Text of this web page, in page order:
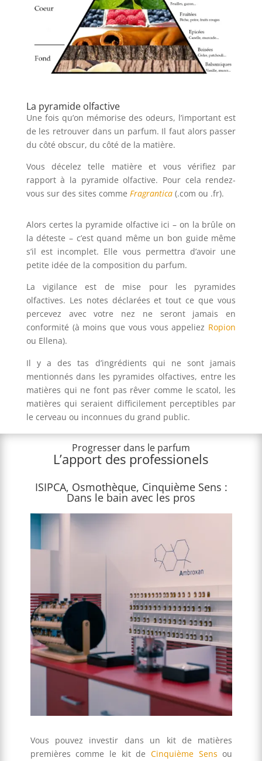
La pyramide olfactive
Une fois qu’on mémorise des odeurs, l’important est
de les retrouver dans un parfum. Il faut alors passer
du côté obscur, du côté de la matière.
Vous décelez telle matière et vous vérifiez par
rapport à la pyramide olfactive. Pour cela rendez-
vous sur des sites comme Fragrantica(.com ou .fr).
Alors certes la pyramide olfactive ici – on la brûle on
la déteste – c’est quand même un bon guide même
s’il est incomplet. Elle vous permettra d’avoir une
petite idée de la composition du parfum.
La vigilance est de mise pour les pyramides
olfactives. Les notes déclarées et tout ce que vous
percevez avec votre nez ne seront jamais en
conformité (à moins que vous vous appeliez Ropion
ou Ellena).
Il y a des tas d’ingrédients qui ne sont jamais
mentionnés dans les pyramides olfactives, entre les
matières qui ne font pas rêver comme le scatol, les
matières qui seraient difficilement perceptibles par
le cerveau ou inconnues du grand public.
Progresser dans le parfum
L’apport des professionels
ISIPCA, Osmothèque, Cinquième Sens :
Dans le bain avec les pros
Vous pouvez investir dans un kit de matières
premières comme le kit de Cinquième Sens ou